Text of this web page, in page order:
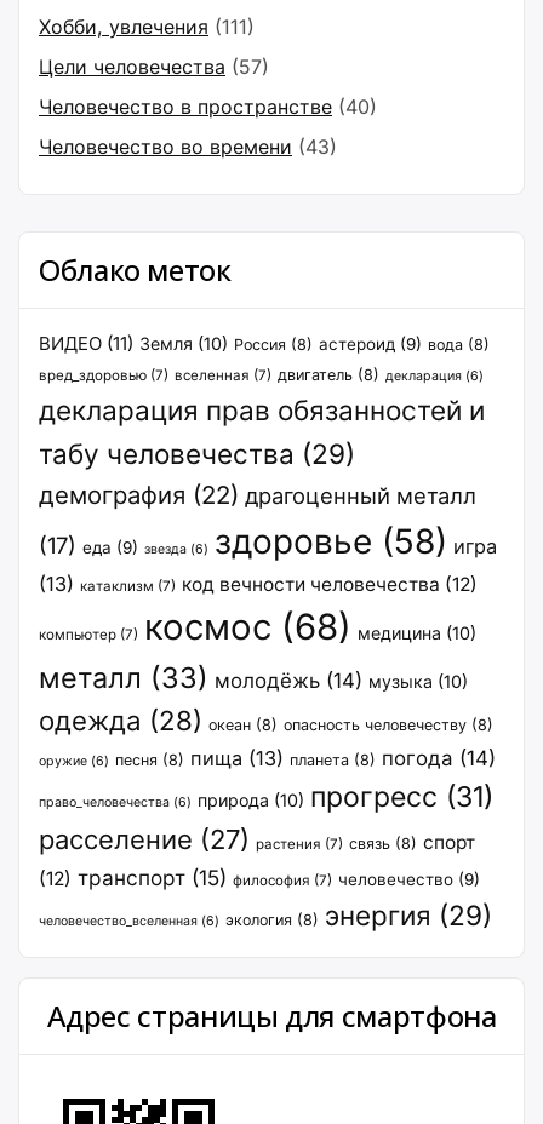
Хобби, увлечения (111)
Цели человечества (57)
Человечество в пространстве (40)
Человечество во времени (43)
Облако меток
ВИДЕО (11) Земля (10) Россия (8) астероид (9) вода (8)
вред_здоровью (7) вселенная (7) двигатель (8) декларация (6)
декларация прав обязанностей и
табу человечества (29)
демография (22) драгоценный металл
(17) еда (9) звезда (6) здоровье (58) игра
(13) катаклизм (7) код вечности человечества (12)
компьютер (7) космос (68) медицина (10)
металл (33) молодёжь (14) музыка (10)
одежда (28) океан (8) опасность человечеству (8)
оружие (6) песня (8) пища (13) планета (8) погода (14)
право_человечества (6) природа (10) прогресс (31)
расселение (27) растения (7) связь (8) спорт
(12) транспорт (15) философия (7) человечество (9)
человечество_вселенная (6) экология (8) энергия (29)
Адрес страницы для смартфона